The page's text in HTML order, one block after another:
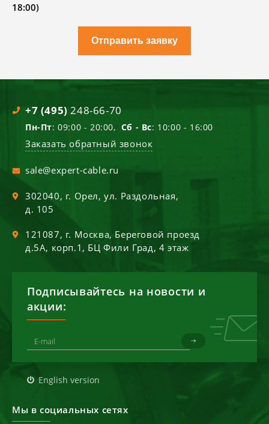
18:00)
Отправить заявку
+7 (495) 248-66-70
Пн-Пт: 09:00 - 20:00, Сб - Вс: 10:00 - 16:00
Заказать обратный звонок
sale@expert-cable.ru
302040, г. Орел,ул. Раздольная,
д. 105
121087, г. Москва, Береговой проезд
д.5А, корп.1, БЦ Фили Град, 4 этаж
Подписывайтесь на новости и
акции:
English version
Мы в социальных сетях